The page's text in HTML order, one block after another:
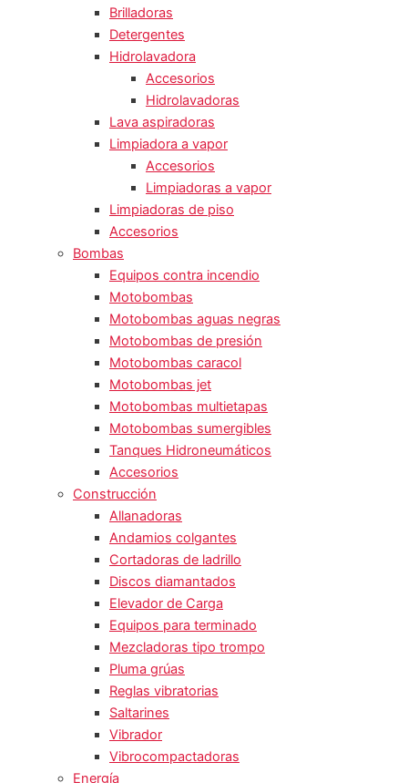
Brilladoras
Detergentes
Hidrolavadora
Accesorios
Hidrolavadoras
Lava aspiradoras
Limpiadora a vapor
Accesorios
Limpiadoras a vapor
Limpiadoras de piso
Accesorios
Bombas
Equipos contra incendio
Motobombas
Motobombas aguas negras
Motobombas de presión
Motobombas caracol
Motobombas jet
Motobombas multietapas
Motobombas sumergibles
Tanques Hidroneumáticos
Accesorios
Construcción
Allanadoras
Andamios colgantes
Cortadoras de ladrillo
Discos diamantados
Elevador de Carga
Equipos para terminado
Mezcladoras tipo trompo
Pluma grúas
Reglas vibratorias
Saltarines
Vibrador
Vibrocompactadoras
Energía